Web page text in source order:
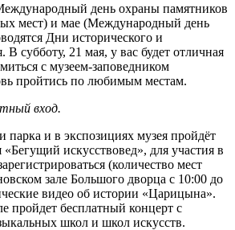
день охраны памятников
мест) и мае (Международный день
Дни исторического и
В субботу, 21 мая, у вас будет отличная
с музеем-заповедником
пройтись по любимым местам.
вход.
парка и в экспозициях музея пройдёт
«Бегущий искусствовед», для участия в
(количество мест
зале Большого дворца с 10:00 до
видео об истории «Царицына».
пройдет бесплатный концерт с
школ и школ искусств.